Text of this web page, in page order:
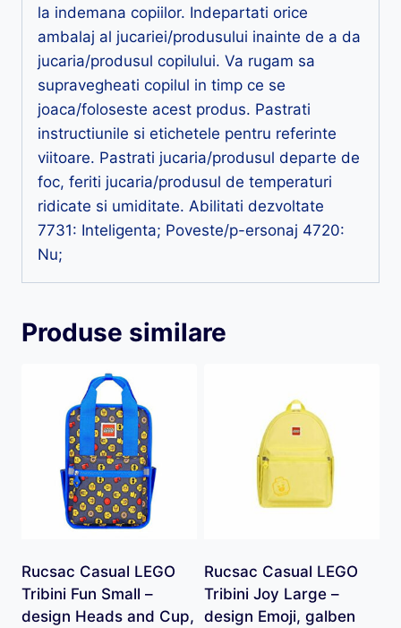
la indemana copiilor. Indepartati orice
ambalaj al jucariei/produsului inainte de a da
jucaria/produsul copilului. Va rugam sa
supravegheati copilul in timp ce se
joaca/foloseste acest produs. Pastrati
instructiunile si etichetele pentru referinte
viitoare. Pastrati jucaria/produsul departe de
foc, feriti jucaria/produsul de temperaturi
ridicate si umiditate. Abilitati dezvoltate
7731: Inteligenta; Poveste/p-ersonaj 4720:
Nu;
Produse similare
Rucsac Casual LEGO
Tribini Fun Small –
design Heads and Cup,
Rucsac Casual LEGO
Tribini Joy Large –
design Emoji, galben